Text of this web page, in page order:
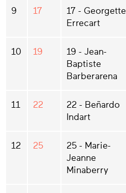
9 17
17 - Georgette
Errecart
10 19
19 - Jean-
Baptiste
Barberarena
11 22
22 - Beñardo
Indart
12 25
25 - Marie-
Jeanne
Minaberry